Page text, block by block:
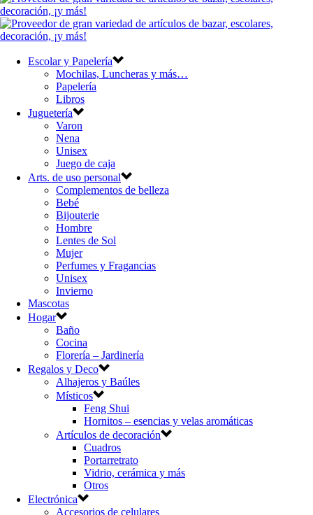
Escolar y Papelería
Mochilas, Luncheras y más…
Papelería
Libros
Juguetería
Varon
Nena
Unisex
Juego de caja
Arts. de uso personal
Complementos de belleza
Bebé
Bijouterie
Hombre
Lentes de Sol
Mujer
Perfumes y Fragancias
Unisex
Invierno
Mascotas
Hogar
Baño
Cocina
Florería – Jardinería
Regalos y Deco
Alhajeros y Baúles
Místicos
Feng Shui
Hornitos – esencias y velas aromáticas
Artículos de decoración
Cuadros
Portarretrato
Vidrio, cerámica y más
Otros
Electrónica
Accesorios de celulares